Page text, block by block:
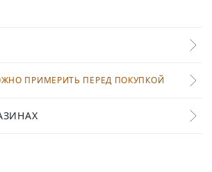
ПРИМЕРИТЬ ПЕРЕД ПОКУПКОЙ